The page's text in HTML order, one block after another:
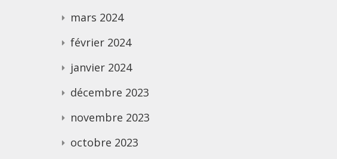
mars 2024
février 2024
janvier 2024
décembre 2023
novembre 2023
octobre 2023